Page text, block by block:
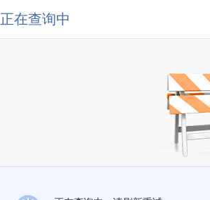
正在查询中